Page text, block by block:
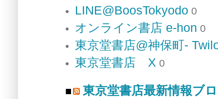
LINE@BoosTokyodo 0
オンライン書店 e-hon 0
東京堂書店@神保町-
東京堂書店 X 0
東京堂書店最新情報ブ